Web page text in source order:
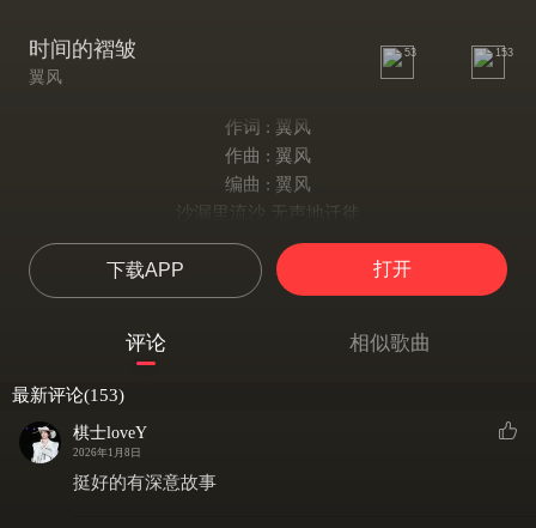
时间的褶皱
翼风
53 153
作词 : 翼风
作曲 : 翼风
编曲 : 翼风
沙漏里流沙 无声地迁徙
带走昨日蝉鸣 留下空壳的印记
纸鹤在窗台 翅膀沾满晨曦
它想飞去哪里 风说答案在风里
苔痕爬上石阶 低语季节更替
在旋转坠落中模糊了彼此的定义
下载APP 打开
评论 相似歌曲
最新评论(153)
棋士loveY
2026年1月8日
挺好的有深意故事